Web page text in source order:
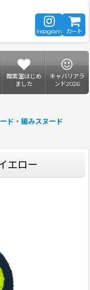
instagram カート
酸素室はじめ
ました
キャバリアラ
ンド2026
ド・編みスヌード
エロー